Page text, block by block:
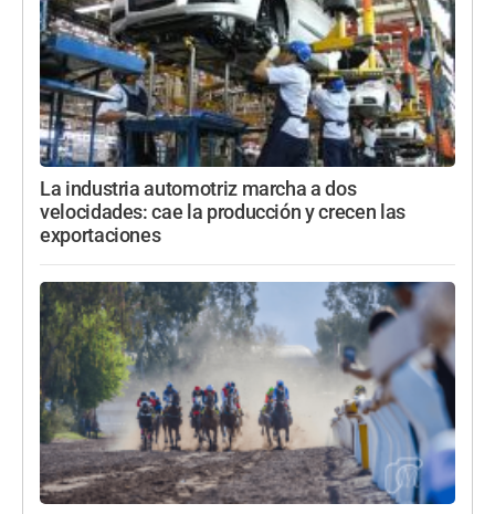
La industria automotriz marcha a dos
velocidades: cae la producción y crecen las
exportaciones